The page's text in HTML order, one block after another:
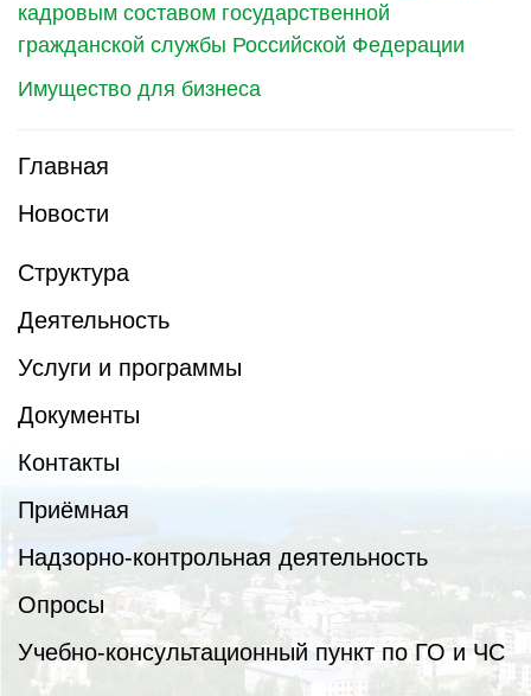
кадровым составом государственной
гражданской службы Российской Федерации
Имущество для бизнеса
Главная
Новости
Структура
Деятельность
Услуги и программы
Документы
Контакты
Приёмная
Надзорно-контрольная деятельность
Опросы
Учебно-консультационный пункт по ГО и ЧС